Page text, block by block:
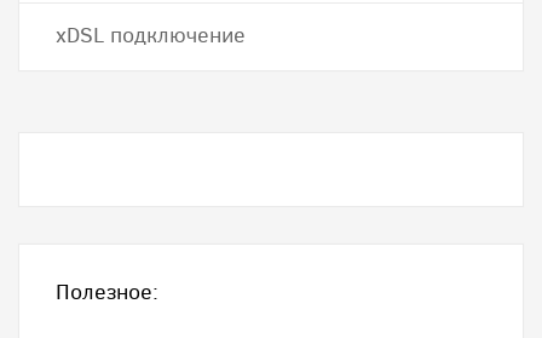
хDSL подключение
Полезное: